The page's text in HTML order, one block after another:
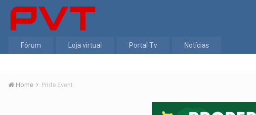
Fórum Loja virtual Portal Tv Notícias
Home Pride Event